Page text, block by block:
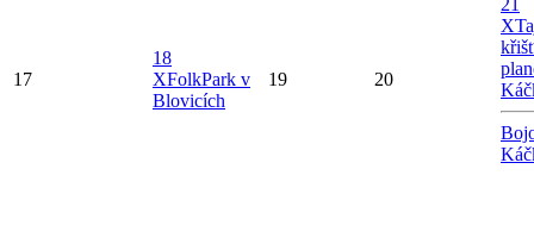
17
18
XFolkPark v
Blovicích
19 20
21
X